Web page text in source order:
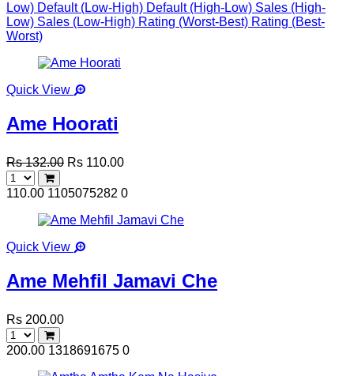
Low) Default (Low-High) Default (High-Low) Sales (High-
Low) Sales (Low-High) Rating (Worst-Best) Rating (Best-
Worst)
Quick View
Ame Hoorati
Rs 132.00 Rs 110.00
110.00 1105075282 0
Quick View
Ame Mehfil Jamavi Che
Rs 200.00
200.00 1318691675 0